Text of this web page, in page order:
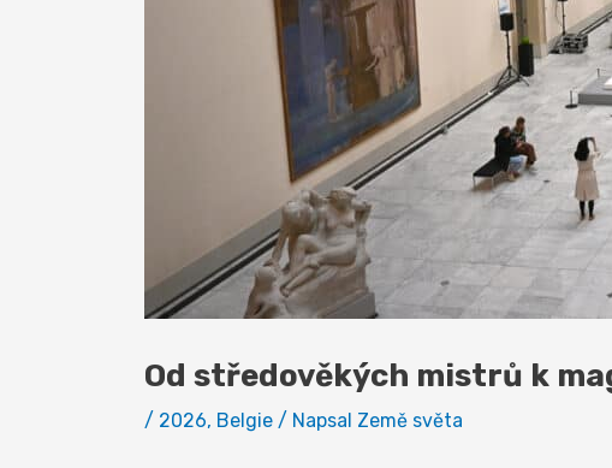
Od středověkých mistrů k
/ 2026, Belgie / Napsal Země světa